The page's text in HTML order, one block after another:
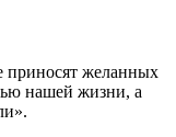
приносят желанных
нашей жизни, а